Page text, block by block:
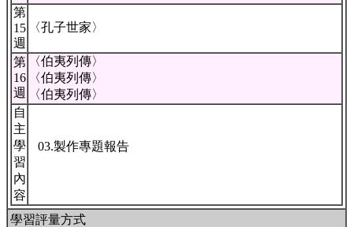
第
15
週
〈孔子世家〉
第
16
週
〈伯夷列傳〉
〈伯夷列傳〉
〈伯夷列傳〉
自
主
學
習
內
容
03.製作專題報告
學習評量方式